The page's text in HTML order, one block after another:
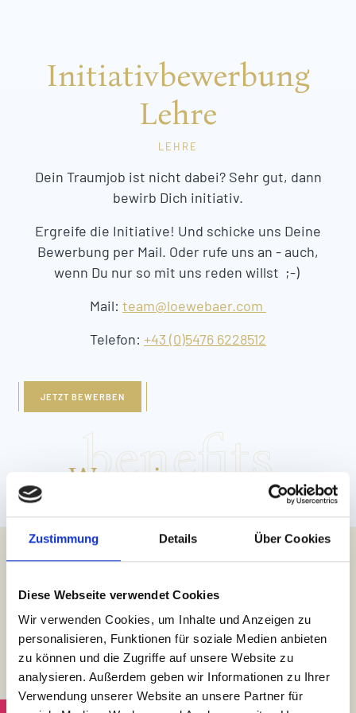
Zustimmung Details Über Cookies
Diese Webseite verwendet Cookies
Wir verwenden Cookies, um Inhalte und Anzeigen zu
personalisieren, Funktionen für soziale Medien anbieten
zu können und die Zugriffe auf unsere Website zu
analysieren. Außerdem geben wir Informationen zu Ihrer
Verwendung unserer Website an unsere Partner für
Initiativbewerbung
Lehre
LEHRE
Dein Traumjob ist nicht dabei? Sehr gut, dann
bewirb Dich initiativ.
Ergreife die Initiative! Und schicke uns Deine
Bewerbung per Mail. Oder rufe uns an - auch,
wenn Du nur so mit uns reden willst ;-)
Mail: team@loewebaer.com
Telefon: +43 (0)5476 6228512
JETZT BEWERBEN
benefits
Was wir unseren
Mitarbeitern bieten?
EINFACH ALLES. ;-)
Logie bis hin zu erstklassigen Weiterbildungsangeboten gibt es
zahlreiche Argumente, die für einen Job im Löwe & Bär Team
sprechen …
ABENTEUERLANDHOMEBASEDEINE "KOHLE"WEITERBILDUNG